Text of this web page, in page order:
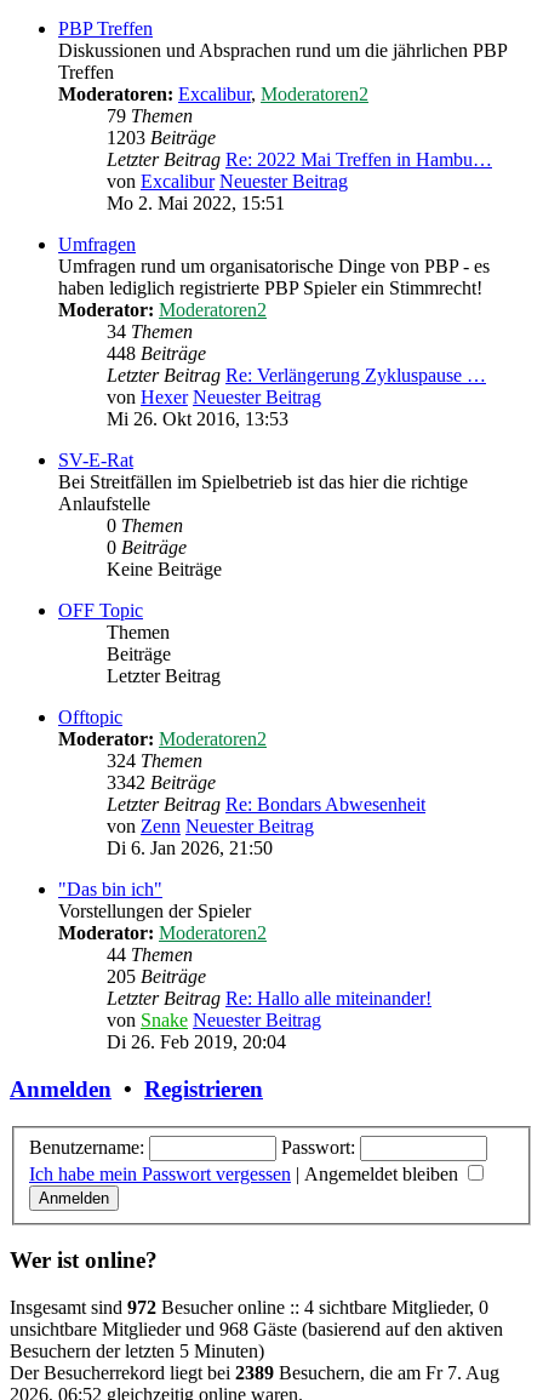
PBP Treffen
Diskussionen und Absprachen rund um die jährlichen PBP
Treffen
Moderatoren: Excalibur, Moderatoren2
79 Themen
1203 Beiträge
Letzter Beitrag Re: 2022 Mai Treffen in Hambu…
von Excalibur Neuester Beitrag
Mo 2. Mai 2022, 15:51
Umfragen
Umfragen rund um organisatorische Dinge von PBP - es
haben lediglich registrierte PBP Spieler ein Stimmrecht!
Moderator: Moderatoren2
34 Themen
448 Beiträge
Letzter Beitrag Re: Verlängerung Zykluspause …
von Hexer Neuester Beitrag
Mi 26. Okt 2016, 13:53
SV-E-Rat
Bei Streitfällen im Spielbetrieb ist das hier die richtige
Anlaufstelle
0 Themen
0 Beiträge
Keine Beiträge
OFF Topic
Themen
Beiträge
Letzter Beitrag
Offtopic
Moderator: Moderatoren2
324 Themen
3342 Beiträge
Letzter Beitrag Re: Bondars Abwesenheit
von Zenn Neuester Beitrag
Di 6. Jan 2026, 21:50
"Das bin ich"
Vorstellungen der Spieler
Moderator: Moderatoren2
44 Themen
205 Beiträge
Letzter Beitrag Re: Hallo alle miteinander!
von Snake Neuester Beitrag
Di 26. Feb 2019, 20:04
Anmelden • Registrieren
Benutzername:
Passwort:
Ich habe mein Passwort vergessen | Angemeldet bleiben
Wer ist online?
Insgesamt sind 972 Besucher online :: 4 sichtbare Mitglieder, 0
unsichtbare Mitglieder und 968 Gäste (basierend auf den aktiven
Besuchern der letzten 5 Minuten)
Der Besucherrekord liegt bei 2389 Besuchern, die am Fr 7. Aug
2026, 06:52 gleichzeitig online waren.